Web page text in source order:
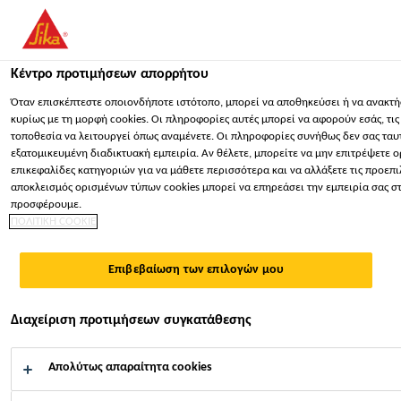
You are accessing "Sika Hellas ΑΒΕΕ", it seems you are
website for your country.
ΣΕ ΠΑΡΑΜΕΊΝΕΤΕΕΠΙΛΈΞΤΕ ΧΏΡΑ
Sika Hellas ΑΒΕΕ
Sarnafil® TS 77-20
ΠΟΛΥΜΕΡΗΣ ΜΕΜΒΡΑΝΗ ΣΤΕΓΑΝΟΠΟΙΗΣΗΣ
ΔΩΜΑΤΩΝ ΜΕ ΜΗΧΑΝΙΚΗ ΣΤΗΡΙΞΗ ΒΑΣΕΩΣ
FPO
Η Sarnafil® TS 77-20 (πάχους 2,0 mm) είναι μία
οπλισμένη με πολυεστερικό οπλισμό, συνθετική
Κέντρο προτιμήσεων απορρήτου
Όταν επισκέπτεστε οποιονδήποτε ιστότοπο, μπορεί να αποθηκεύσει ή να
κυρίως με τη μορφή cookies. Οι πληροφορίες αυτές μπορεί να αφορούν εσάς,
τοποθεσία να λειτουργεί όπως αναμένετε. Οι πληροφορίες συνήθως δεν σας
εξατομικευμένη διαδικτυακή εμπειρία. Αν θέλετε, μπορείτε να μην επιτρέψετε
επικεφαλίδες κατηγοριών για να μάθετε περισσότερα και να αλλάξετε τις
αποκλεισμός ορισμένων τύπων cookies μπορεί να επηρεάσει την εμπειρία σας
προσφέρουμε.
ΠΟΛΙΤΙΚΗ COOKIE
Επιβεβαίωση των επιλογών μου
Διαχείριση προτιμήσεων συγκατάθεσης
Απολύτως απαραίτητα cookies